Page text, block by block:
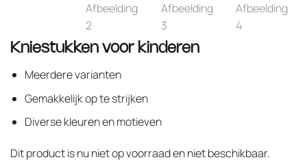
Kniestukken voor kinderen
Meerdere varianten
Gemakkelijk op te strijken
Diverse kleuren en motieven
Dit product is nu niet op voorraad en niet beschikbaar.